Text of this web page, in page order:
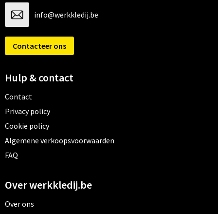
info@werkkledij.be
Contacteer ons
Hulp & contact
Contact
Privacy policy
Cookie policy
Algemene verkoopsvoorwaarden
FAQ
Over werkkledij.be
Over ons